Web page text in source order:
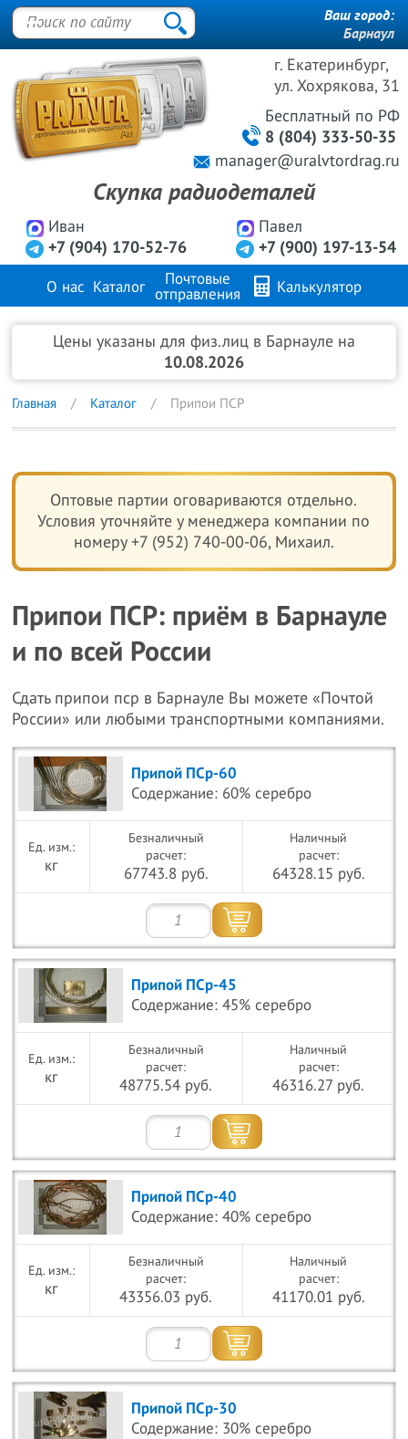
г. Екатеринбург,
ул. Хохрякова, 31
Иван
+7 (904) 170-52-76
Павел
+7 (900) 197-13-54
Бесплатный по РФ
8 (804) 333-50-35
manager@uralvtordrag.ru
Скупка радиодеталей
Ваш город:
Барнаул
О нас Каталог
Почтовые
отправления
Калькулятор
Продажа металлов Контакты
Цены указаны для физ.лиц в Барнауле на
10.08.2026
Главная Каталог Припои ПСР
Оптовые партии оговариваются отдельно.
Условия уточняйте у менеджера компании по
номеру +7 (952) 740-00-06, Михаил.
Припои ПСР: приём в Барнауле
и по всей России
Сдать припои пср в Барнауле Вы можете «Почтой
России» или любыми транспортными компаниями.
Припой ПСр-60
Содержание: 60% серебро
кг
Безналичный
расчет:
67743.8 руб.
Наличный
расчет:
64328.15 руб.
Припой ПСр-45
Содержание: 45% серебро
кг
Безналичный
расчет:
48775.54 руб.
Наличный
расчет:
46316.27 руб.
Припой ПСр-40
Содержание: 40% серебро
кг
Безналичный
расчет:
43356.03 руб.
Наличный
расчет:
41170.01 руб.
Припой ПСр-30
Содержание: 30% серебро